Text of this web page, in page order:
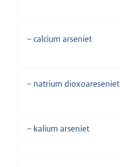
– calcium arseniet
– natrium dioxoareseniet
– kalium arseniet